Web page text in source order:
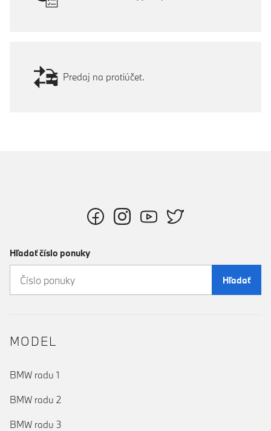
Predaj na protiúčet.
Hľadať číslo ponuky
Hľadať
MODEL
BMW radu 1
BMW radu 2
BMW radu 3